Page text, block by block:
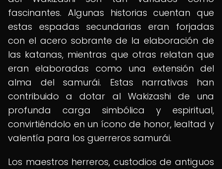
fascinantes. Algunas historias cuentan que
estas espadas secundarias eran forjadas
con el acero sobrante de la elaboración de
las katanas, mientras que otras relatan que
eran elaboradas como una extensión del
alma del samurái. Estas narrativas han
contribuido a dotar al Wakizashi de una
profunda carga simbólica y espiritual,
convirtiéndolo en un ícono de honor, lealtad y
valentía para los guerreros samurái.
Los maestros herreros, custodios de antiguos